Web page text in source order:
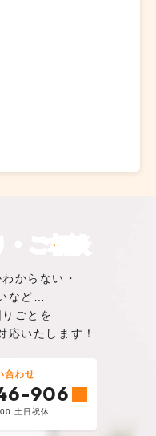
ご相談
からない・
など…
ごとを
応いたします！
合わせ
906
土日祝休